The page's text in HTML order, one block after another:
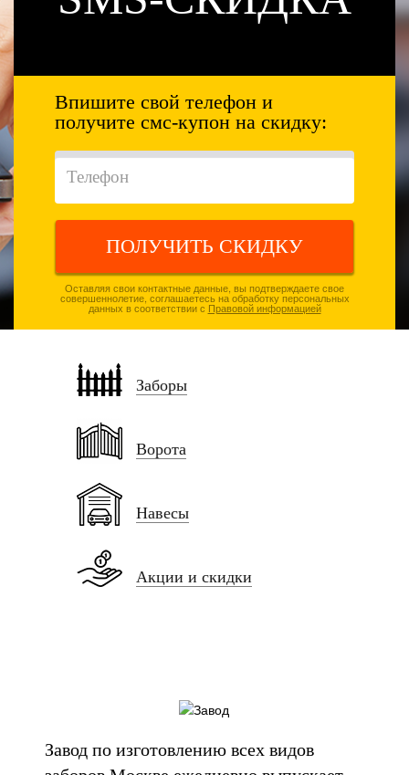
Впишите свой телефон и
получите смс-купон на скидку:
ПОЛУЧИТЬ СКИДКУ
Оставляя свои контактные данные, вы подтверждаете свое
совершеннолетие, соглашаетесь на обработку персональных
данных в соответствии сПравовой информацией
Заборы
Ворота
Навесы
Акции и скидки
Завод по изготовлению всех видов